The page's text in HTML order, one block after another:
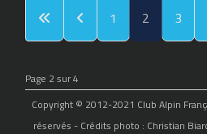
1 2 3
Page 2 sur 4
Copyright © 2012-2021 Club Alpin
réservés - Crédits photo : Christian